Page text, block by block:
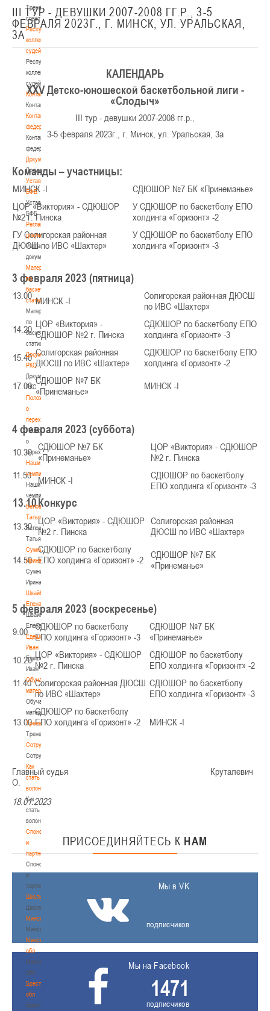
Тренерский
совет
Республиканская
коллегия
судей
Республиканская
коллегия
судей
Контакты
Контакты
Контакты
федерации
Контакты
федерации
Документы
Документы
Устав
БФБ
Устав
БФБ
Регламентирующие
документы
Регламентирующие
документы
Материалы
по
баскетбольной
статистике
Материалы
по
баскетбольной
статистике
Документы
РКС
Документы
РКС
Положение
о
переходах
Положение
о
переходах
Наши
чемпионы
Наши
чемпионы
Белошапко
Татьяна
Белошапко
Татьяна
Сумникова
Ирина
Сумникова
Ирина
Швайбович
Елена
Швайбович
Елена
Едешко
Иван
Едешко
Иван
Обучающие
материалы
Обучающие
материалы
Тренерам
Тренерам
Сотрудничество
Сотрудничество
Как
стать
волонтером
Как
стать
волонтером
Спонсоры
и
партнеры
Спонсоры
и
партнеры
Школы
Школы
Минск
Минск
Минская
обл
Минская
обл
Брестская
обл
Брестская
III ТУР - ДЕВУШКИ 2007-2008 ГГ.Р., 3-5
ФЕВРАЛЯ 2023Г., Г. МИНСК, УЛ. УРАЛЬСКАЯ,
3А
КАЛЕНДАРЬ
XXV Детско-юношеской баскетбольной лиги -
«Слодыч»
III тур - девушки 2007-2008 гг.р.,
3-5 февраля 2023г., г. Минск, ул. Уральская, 3а
Команды – участницы:
МИНСК -I
СДЮШОР №7 БК «Принеманье»
ЦОР «Виктория» - СДЮШОР
№2 г. Пинска
У СДЮШОР по баскетболу ЕПО
холдинга «Горизонт» -2
ГУ Солигорская районная
ДЮСШ по ИВС «Шахтер»
У СДЮШОР по баскетболу ЕПО
холдинга «Горизонт» -3
3 февраля 2023 (пятница)
13.00МИНСК -I
Солигорская районная ДЮСШ
по ИВС «Шахтер»
14.20 ЦОР «Виктория» -
СДЮШОР №2 г. Пинска
СДЮШОР по баскетболу ЕПО
холдинга «Горизонт» -3
15.40 Солигорская районная
ДЮСШ по ИВС «Шахтер»
СДЮШОР по баскетболу ЕПО
холдинга «Горизонт» -2
17.00 СДЮШОР №7 БК
«Принеманье»
МИНСК -I
4февраля 2023 (суббота)
10.30 СДЮШОР №7 БК
«Принеманье»
ЦОР «Виктория» - СДЮШОР
№2 г. Пинска
11.50 МИНСК -I
СДЮШОР по баскетболу
ЕПО холдинга «Горизонт» -3
13.10Конкурс
13.30 ЦОР «Виктория» - СДЮШОР
№2 г. Пинска
Солигорская районная
ДЮСШ по ИВС «Шахтер»
14.50
СДЮШОР по баскетболу
ЕПО холдинга «Горизонт» -2
СДЮШОР №7 БК
«Принеманье»
5февраля 2023 (воскресенье)
9.00
СДЮШОР по баскетболу
ЕПО холдинга «Горизонт» -3
СДЮШОР №7 БК
«Принеманье»
10.20 ЦОР «Виктория» - СДЮШОР
№2 г. Пинска
СДЮШОР по баскетболу
ЕПО холдинга «Горизонт» -2
11.40Солигорская районная ДЮСШ
по ИВС «Шахтер»
СДЮШОР по баскетболу
ЕПО холдинга «Горизонт» -3
13.00
СДЮШОР по баскетболу
ЕПО холдинга «Горизонт» -2
МИНСК -I
Главный судья Круталевич
О.
18.01.2023
ПРИСОЕДИНЯЙТЕСЬ К НАМ
Мы в VK
подписчиков
Мы на Facebook
1471
подписчиков